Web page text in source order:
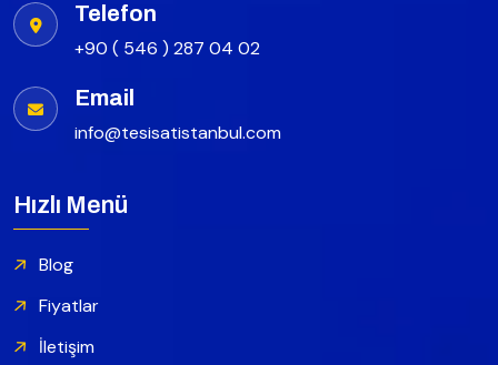
Telefon
+90 ( 546 ) 287 04 02
Email
info@tesisatistanbul.com
Hızlı Menü
Blog
Fiyatlar
İletişim